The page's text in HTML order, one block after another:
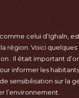
celui d’Ighaln,
région. Voici quelques
: Il était important
informer les
sensibilisation sur la
l’environnement.